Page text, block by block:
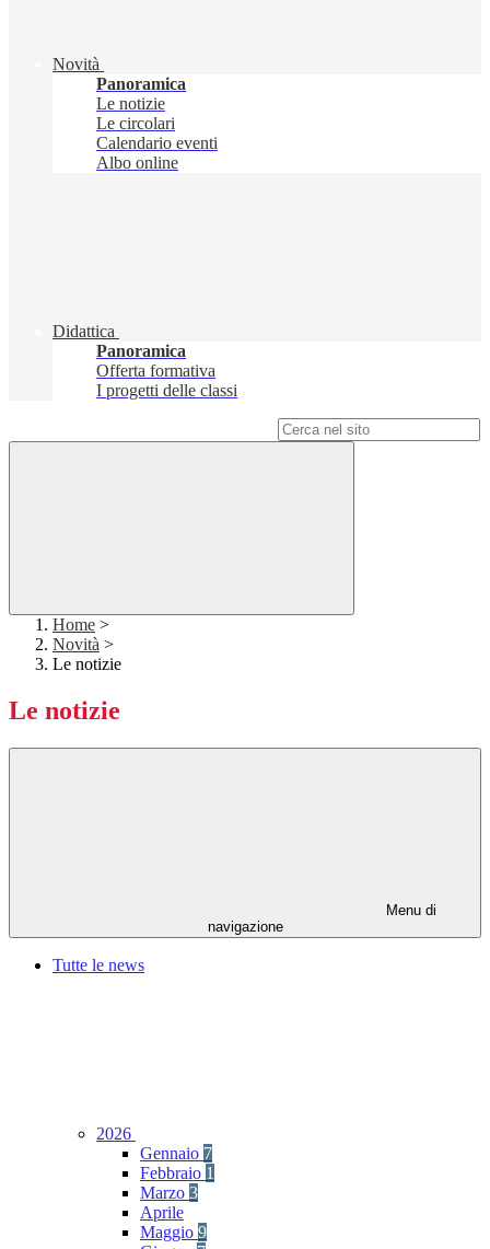
Novità
Panoramica
Le notizie
Le circolari
Calendario eventi
Albo online
Didattica
Panoramica
Offerta formativa
I progetti delle classi
Home >
Novità >
Le notizie
Le notizie
Menu di
navigazione
Tutte le news
2026
Gennaio 7
Febbraio 1
Marzo 3
Aprile
Maggio 9